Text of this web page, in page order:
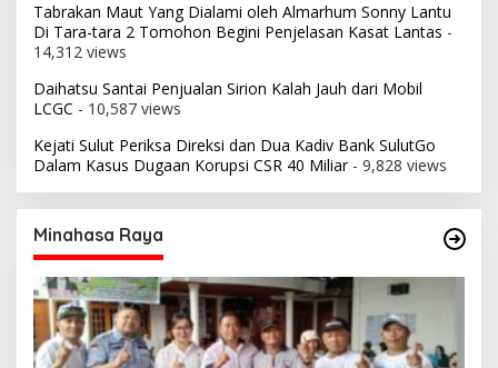
Tabrakan Maut Yang Dialami oleh Almarhum Sonny Lantu
Di Tara-tara 2 Tomohon Begini Penjelasan Kasat Lantas -
14,312 views
Daihatsu Santai Penjualan Sirion Kalah Jauh dari Mobil
LCGC - 10,587 views
Kejati Sulut Periksa Direksi dan Dua Kadiv Bank SulutGo
Dalam Kasus Dugaan Korupsi CSR 40 Miliar- 9,828 views
Minahasa Raya